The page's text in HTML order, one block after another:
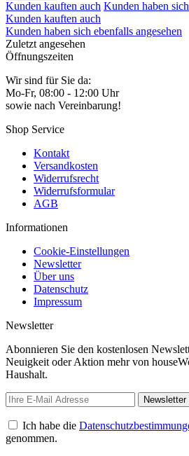
Kunden kauften auch Kunden haben
Kunden kauften auch
Kunden haben sich ebenfalls angesehen
Zuletzt angesehen
Öffnungszeiten
Wir sind für Sie da:
Mo-Fr, 08:00 - 12:00 Uhr
sowie nach Vereinbarung!
Shop Service
Kontakt
Versandkosten
Widerrufsrecht
Widerrufsformular
AGB
Informationen
Cookie-Einstellungen
Newsletter
Über uns
Datenschutz
Impressum
Newsletter
Abonnieren Sie den kostenlosen
Neuigkeit oder Aktion mehr von
Haushalt.
Newsletter
Ich habe die
genommen.